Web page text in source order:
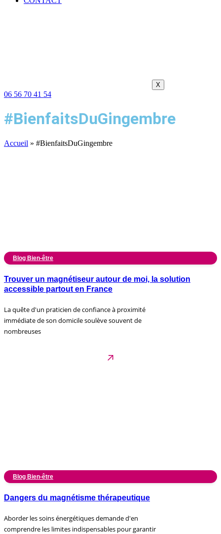
X
06 56 70 41 54
#BienfaitsDuGingembre
Accueil » #BienfaitsDuGingembre
Blog Bien-être
Trouver un magnétiseur autour de moi, la solution
accessible partout en France
La quête d'un praticien de confiance à proximité
immédiate de son domicile soulève souvent de
nombreuses
Blog Bien-être
Dangers du magnétisme thérapeutique
Aborder les soins énergétiques demande d'en
comprendre les limites indispensables pour garantir